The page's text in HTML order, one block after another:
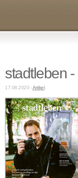
stadtleben
17.08.2020 -Artikel